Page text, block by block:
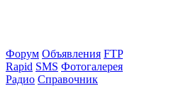
Форум Объявления FTP
Rapid SMS Фотогалерея
Радио Справочник